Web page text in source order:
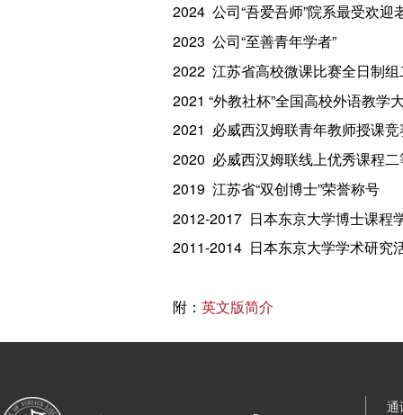
2024 公司“吾爱吾师”院系最受欢迎
2023 公司“至善青年学者”
2022 江苏省高校微课比赛全日制
2021 “外教社杯”全国高校外语教学
2021 必威西汉姆联青年教师授课
2020 必威西汉姆联线上优秀课程二
2019 江苏省“双创博士”荣誉称号
2012-2017 日本东京大学博士课程
2011-2014 日本东京大学学术研究
附： 英文版简介
通